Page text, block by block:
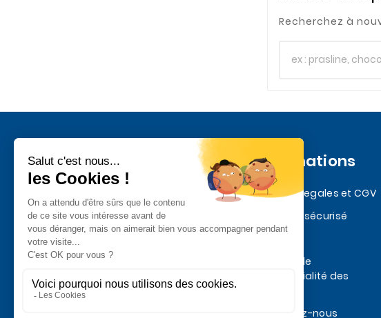
Recherchez à
Quatre siècles de Praslines et de
chocolat depuis 1636
Informations
Mentions legales et CGV
Paiement sécurisé
Livraison
Politique de
confidentialité des
Contactez-nous